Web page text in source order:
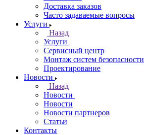
Доставка заказов
Часто задаваемые вопросы
Услуги
Назад
Услуги
Сервисный центр
Монтаж систем безопасности
Проектирование
Новости
Назад
Новости
Новости
Новости партнеров
Статьи
Контакты